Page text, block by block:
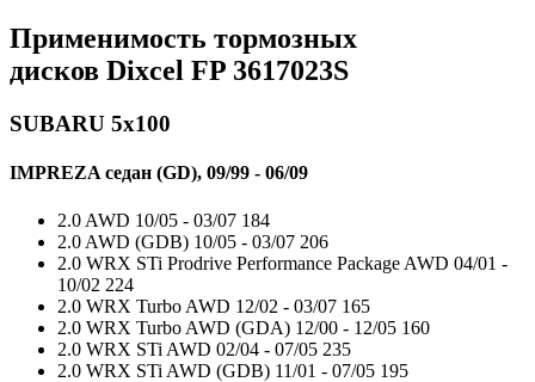
Применимость тормозных
дисков Dixcel FP 3617023S
SUBARU 5x100
IMPREZA седан (GD), 09/99 - 06/09
2.0 AWD 10/05 - 03/07 184
2.0 AWD (GDB) 10/05 - 03/07 206
2.0 WRX STi Prodrive Performance Package AWD 04/01 -
10/02 224
2.0 WRX Turbo AWD 12/02 - 03/07 165
2.0 WRX Turbo AWD (GDA) 12/00 - 12/05 160
2.0 WRX STi AWD 02/04 - 07/05 235
2.0 WRX STi AWD (GDB) 11/01 - 07/05 195